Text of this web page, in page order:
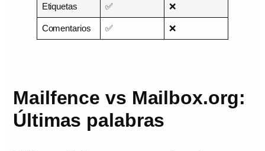
Etiquetas ✅ ❌
Comentarios ✅ ❌
Mailfence vs Mailbox.org:
Últimas palabras